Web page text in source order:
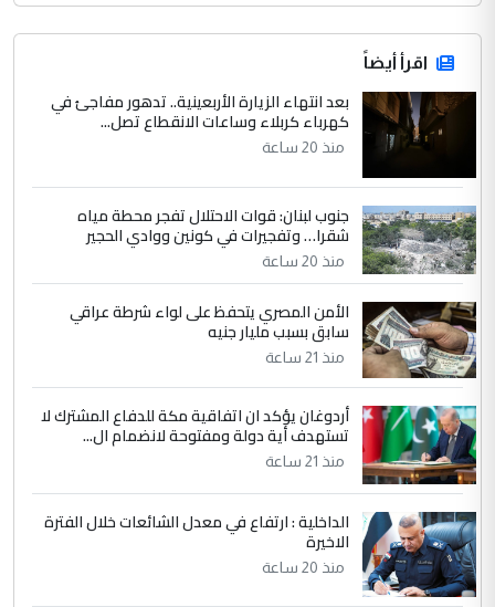
اقرأ أيضاً
بعد انتهاء الزيارة الأربعينية.. تدهور مفاجئ في
كهرباء كربلاء وساعات الانقطاع تصل...
منذ 20 ساعة
جنوب لبنان: قوات الاحتلال تفجر محطة مياه
شقرا… وتفجيرات في كونين ووادي الحجير
منذ 20 ساعة
الأمن المصري يتحفظ على لواء شرطة عراقي
سابق بسبب مليار جنيه
منذ 21 ساعة
أردوغان يؤكد ان اتفاقية مكة للدفاع المشترك لا
تستهدف أية دولة ومفتوحة لانضمام ال...
منذ 21 ساعة
الداخلية : ارتفاع في معدل الشائعات خلال الفترة
الاخيرة
منذ 20 ساعة